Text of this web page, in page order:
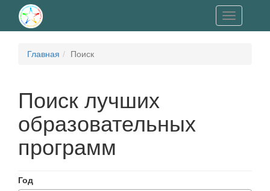
Toggle
navigation
Главная Поиск
Поиск лучших
образовательных
программ
Год